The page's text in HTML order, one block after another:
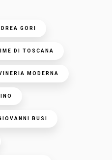
GORI
DI TOSCANA
MODERNA
BUSI